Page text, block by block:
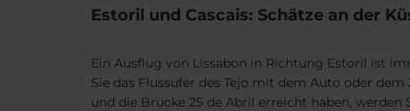
Estoril und Cascais: Schätze an der
Ein Ausflug von Lissabon in Richtung Estoril ist
Sie das Flussufer des Tejo mit dem Auto oder
und die Brücke 25 de Abril erreicht haben, werden